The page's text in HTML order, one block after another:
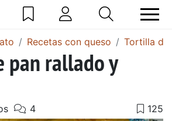
Recetas con queso Tortilla de
pan rallado y